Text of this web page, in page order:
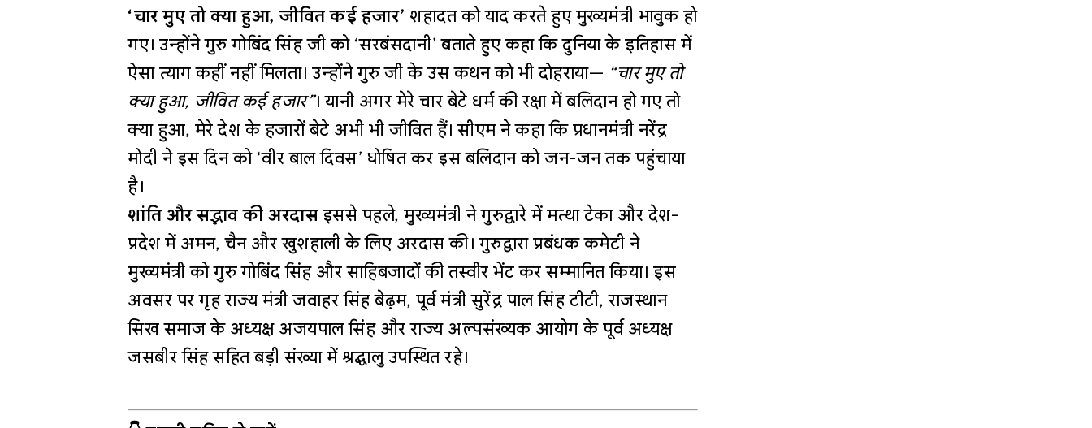
‘चार मुए तो क्या हुआ, जीवित कई हजार’ शहादत को याद करते हुए मुख्यमंत्री भावुक हो
गए। उन्होंने गुरु गोबिंद सिंह जी को ‘सरबंसदानी’ बताते हुए कहा कि दुनिया के इतिहास में
ऐसा त्याग कहीं नहीं मिलता। उन्होंने गुरु जी के उस कथन को भी दोहराया— “चार मुए तो
क्या हुआ, जीवित कई हजार”। यानी अगर मेरे चार बेटे धर्म की रक्षा में बलिदान हो गए तो
क्या हुआ, मेरे देश के हजारों बेटे अभी भी जीवित हैं। सीएम ने कहा कि प्रधानमंत्री नरेंद्र
मोदी ने इस दिन को ‘वीर बाल दिवस’ घोषित कर इस बलिदान को जन-जन तक पहुंचाया
है।
शांति और सद्भाव की अरदासइससे पहले, मुख्यमंत्री ने गुरुद्वारे में मत्था टेका और देश-
प्रदेश में अमन, चैन और खुशहाली के लिए अरदास की। गुरुद्वारा प्रबंधक कमेटी ने
मुख्यमंत्री को गुरु गोबिंद सिंह और साहिबजादों की तस्वीर भेंट कर सम्मानित किया। इस
अवसर पर गृह राज्य मंत्री जवाहर सिंह बेढ़म, पूर्व मंत्री सुरेंद्र पाल सिंह टीटी, राजस्थान
सिख समाज के अध्यक्ष अजयपाल सिंह और राज्य अल्पसंख्यक आयोग के पूर्व अध्यक्ष
जसबीर सिंह सहित बड़ी संख्या में श्रद्धालु उपस्थित रहे।